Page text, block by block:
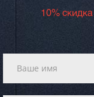
10%